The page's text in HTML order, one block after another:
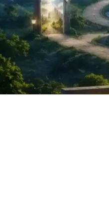
コ
テ
ン
ツ
へ
ス